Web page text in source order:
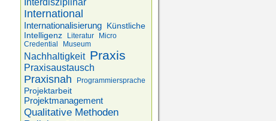
International
Internationalisierung Künstliche
Intelligenz
Literatur
Micro
Credential
Museum
Nachhaltigkeit Praxis
Praxisaustausch
Praxisnah Programmiersprache
Projektarbeit
Projektmanagement
Qualitative Methoden